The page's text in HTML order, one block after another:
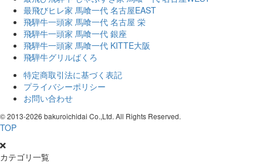
最飛びヒレ家 馬喰一代 名古屋EAST
飛騨牛一頭家 馬喰一代 名古屋 栄
飛騨牛一頭家 馬喰一代 銀座
飛騨牛一頭家 馬喰一代 KITTE大阪
飛騨牛グリルばくろ
特定商取引法に基づく表記
プライバシーポリシー
お問い合わせ
© 2013-2026 bakuroichidai Co.,Ltd. All Rights Reserved.
TOP
カテゴリ一覧